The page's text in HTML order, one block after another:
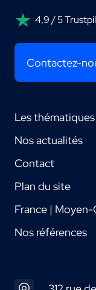
4,9 / 5
Contactez-
Les
Nos actualités
Contact
Plan du site
France |
Nos références